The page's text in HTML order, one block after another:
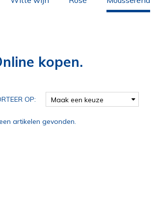
kopen.
OP: Maak een keuze
artikelen gevonden.